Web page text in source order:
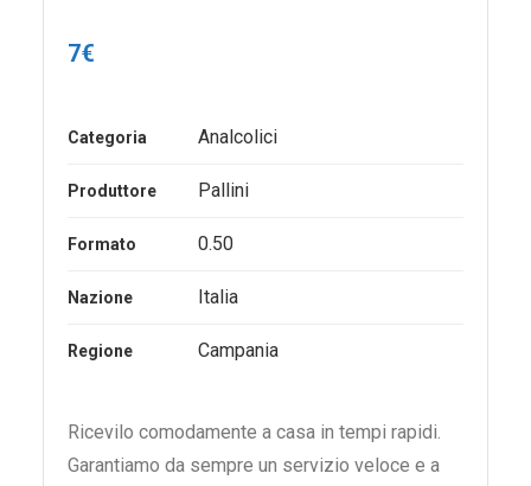
7€
Categoria Analcolici
Produttore Pallini
Formato 0.50
Nazione Italia
Regione Campania
Ricevilo comodamente a casa in tempi rapidi.
Garantiamo da sempre un servizio veloce e a